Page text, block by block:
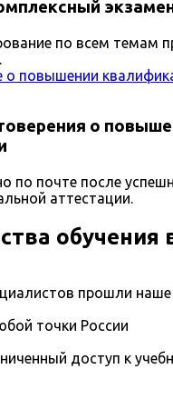
по всем темам
о
по почте после
аттестации.
прошли наше
точки России
доступ к